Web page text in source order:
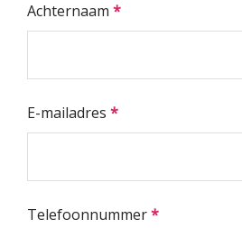
Achternaam *
E-mailadres *
Telefoonnummer*